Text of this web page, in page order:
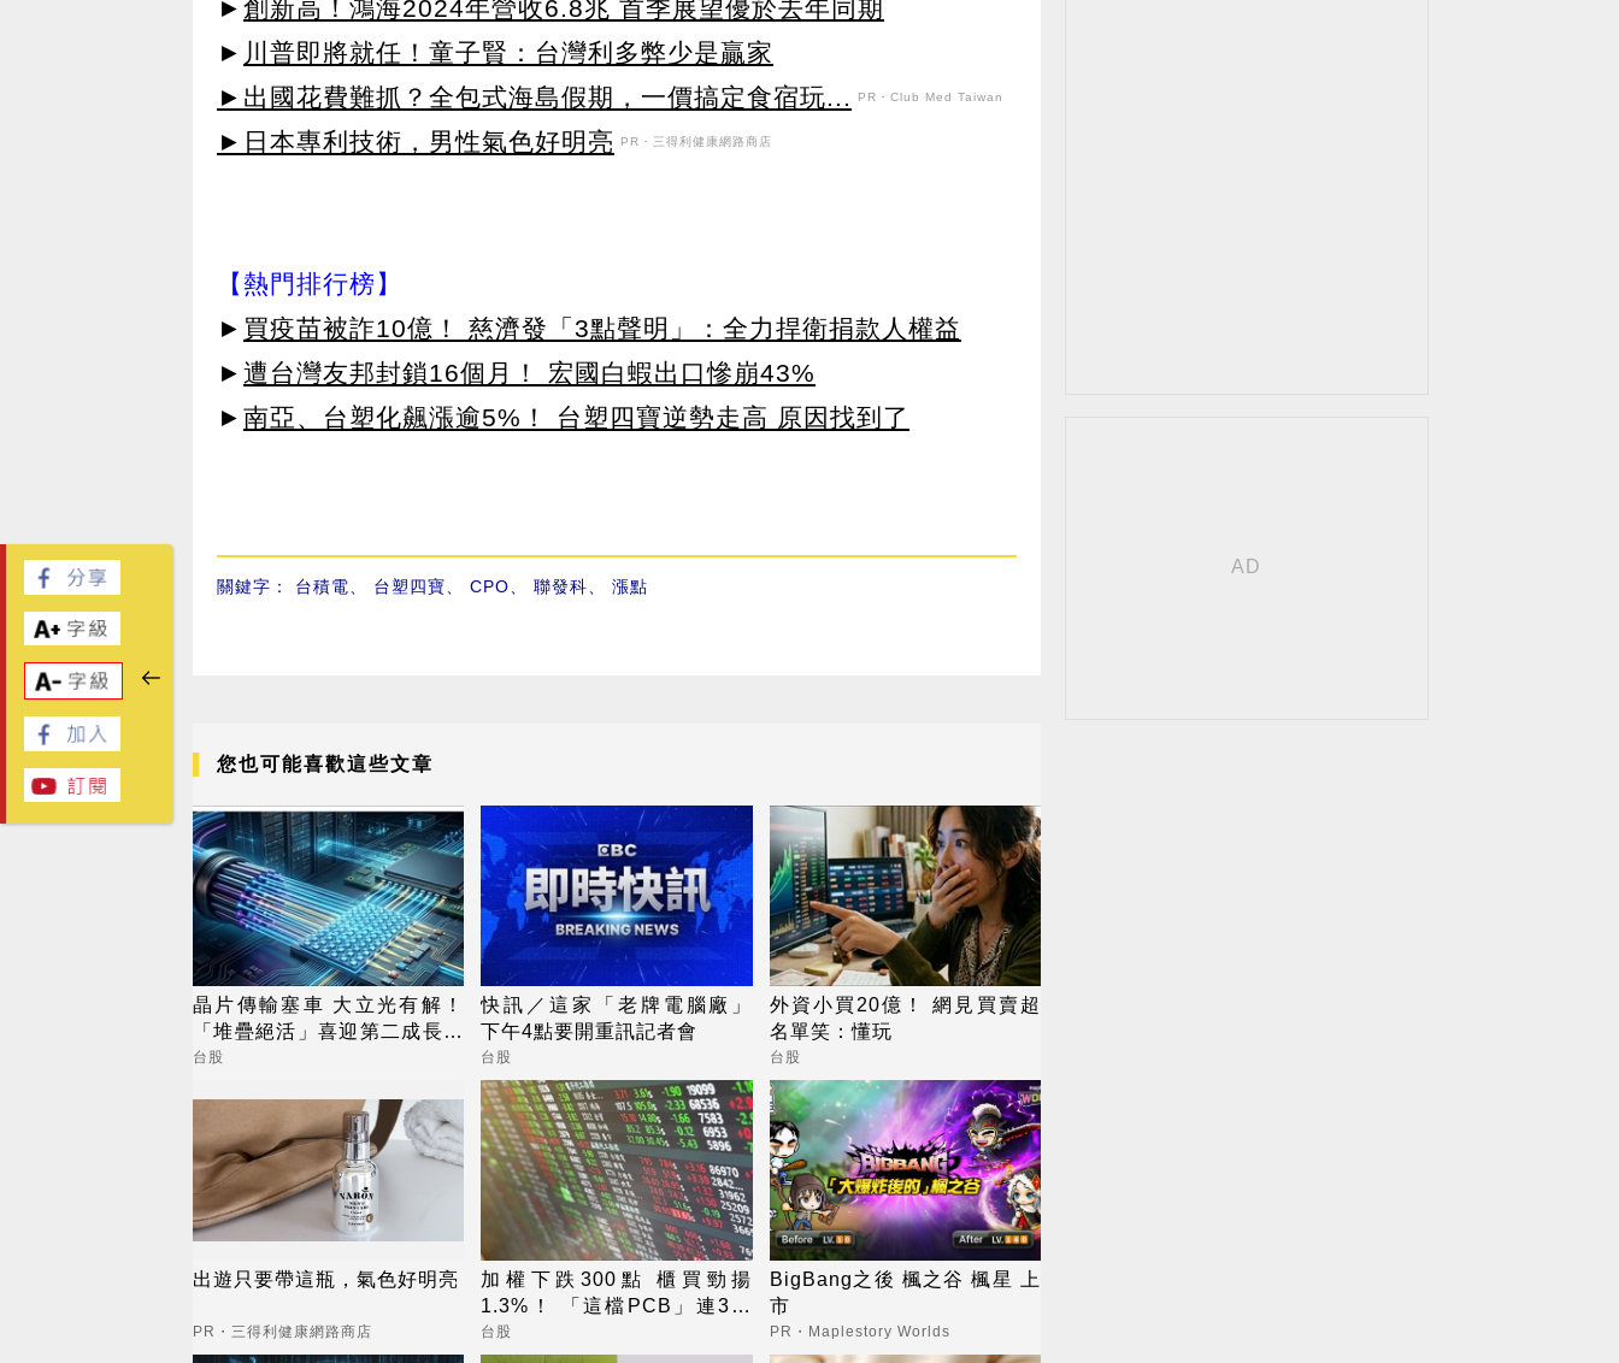
► 創新高！鴻海2024年營收6.8兆 首季展望優於去年同期
► 川普即將就任！童子賢：台灣利多弊少是贏家
►出國花費難抓？全包式海島假期，一價搞定食宿玩...
PR・Club Med Taiwan
►日本專利技術，男性氣色好明亮 PR・三得利健康網路商店
【熱門排行榜】
► 買疫苗被詐10億！ 慈濟發「3點聲明」：全力捍衛捐款人權益
► 遭台灣友邦封鎖16個月！ 宏國白蝦出口慘崩43%
► 南亞、台塑化飆漲逾5%！ 台塑四寶逆勢走高 原因找到了
關鍵字： 台積電 台塑四寶 CPO 聯發科 漲點
您也可能喜歡這些文章
晶片傳輸塞車 大立光有解！
「堆疊絕活」喜迎第二成長曲
線
台股
快訊／這家「老牌電腦廠」
下午4點要開重訊記者會
台股
外資小買20億！ 網見買賣超
名單笑：懂玩
台股
出遊只要帶這瓶，氣色好明亮
PR・三得利健康網路商店
加權下跌300點 櫃買勁揚
1.3%！ 「這檔PCB」連3天
漲停
台股
BigBang之後 楓之谷 楓星 上
市
PR・Maplestory Worlds